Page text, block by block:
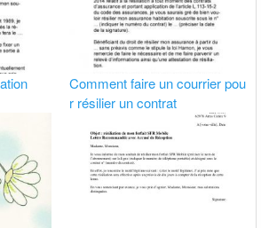
Comment faire un courrier pou
r résilier un contrat